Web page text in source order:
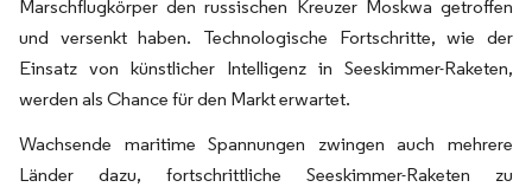
Marschflugkörper den russischen Kreuzer Moskwa getroffen
und versenkt haben. Technologische Fortschritte, wie der
Einsatz von künstlicher Intelligenz in Seeskimmer-Raketen,
werden als Chance für den Markt erwartet.
Wachsende maritime Spannungen zwingen auch mehrere
Länder dazu, fortschrittliche Seeskimmer-Raketen zu